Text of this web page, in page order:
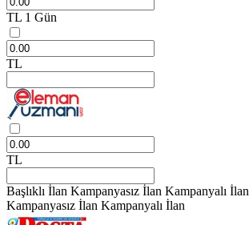
TL 1 Gün
TL
TL
Başlıklı İlan Kampanyasız İlan Kampanyalı İlan
Kampanyasız İlan Kampanyalı İlan